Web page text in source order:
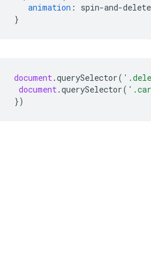
animation : spin-and-delete
}
document .querySelector(
document .querySelector(
})